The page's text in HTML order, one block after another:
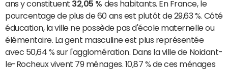
ans y constituent 32,05 % des habitants. En France, le
pourcentage de plus de 60 ans est plutôt de 29,63 %. Côté
éducation, la ville ne possède pas d'école maternelle ou
élémentaire. La gent masculine est plus représentée
avec 50,64 % sur l'agglomération. Dans la ville de Noidant-
le-Rocheux vivent 79 ménages. 10,87 % de ces ménages